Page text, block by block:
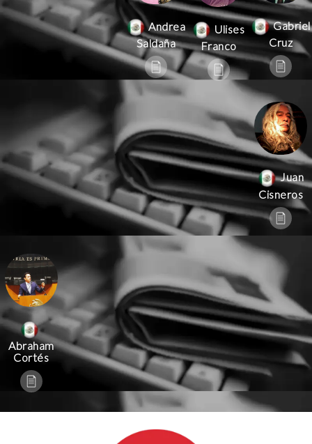
Andrea
Saldaña
Ulises
Franco
Gabriel
Cruz
Juan
Cisneros
Abraham
Cortés